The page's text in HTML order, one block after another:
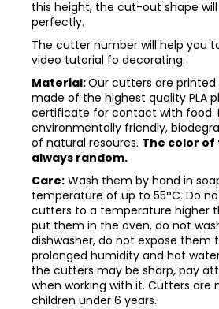
this height, the cut-out shape
perfectly.
The cutter number will help you
video tutorial fo decorating.
Material:Our cutters are printed
made of the highest quality PLA
certificate for contact with food.
environmentally friendly,
of natural resoures. The color
always random.
Care: Wash them by hand in
temperature of up to 55°C. Do
cutters to a temperature higher
put them in the oven, do not
dishwasher, do not expose them
prolonged humidity and hot
the cutters may be sharp, pay
when working with it. Cutters are
children under 6 years.